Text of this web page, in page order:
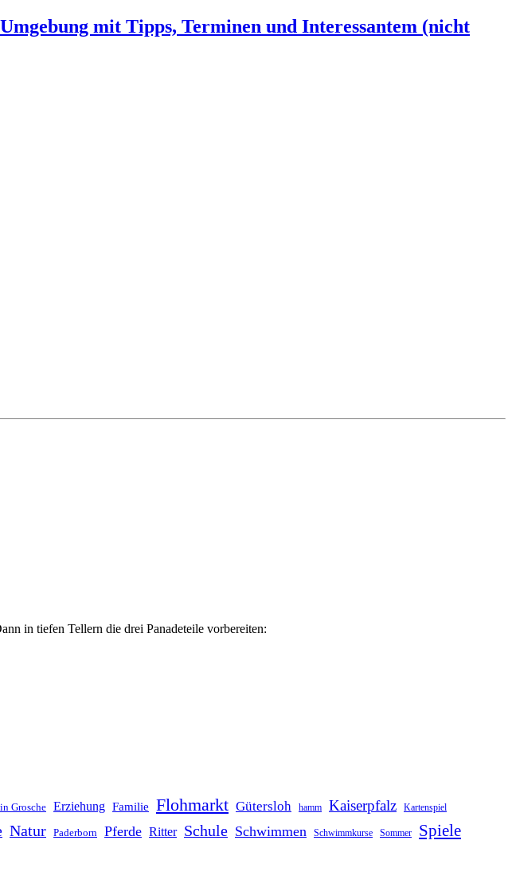
mit Tipps, Terminen und Interessantem (nicht
in tiefen Tellern die drei Panadeteile vorbereiten:
Grosche Erziehung Familie Flohmarkt Gütersloh hamm Kaiserpfalz Kartenspiel
Natur Paderborn Pferde Ritter Schule Schwimmen Schwimmkurse Sommer Spiele